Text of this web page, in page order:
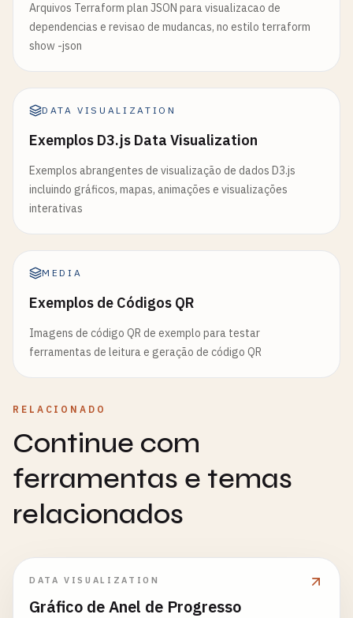
Arquivos Terraform plan JSON para visualizacao de
dependencias e revisao de mudancas, no estilo terraform
show -json
DATA VISUALIZATION
Exemplos D3.js Data Visualization
Exemplos abrangentes de visualização de dados D3.js
incluindo gráficos, mapas, animações e visualizações
interativas
MEDIA
Exemplos de Códigos QR
Imagens de código QR de exemplo para testar
ferramentas de leitura e geração de código QR
RELACIONADO
Continue com
ferramentas e temas
relacionados
DATA VISUALIZATION
Gráfico de Anel de Progresso